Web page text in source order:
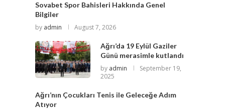
Sovabet Spor Bahisleri Hakkında Genel
Bilgiler
by admin August 7, 2026
Ağrı’da 19 Eylül Gaziler
Günü merasimle kutlandı
by admin
September 19,
2025
Ağrı’nın Çocukları Tenis ile Geleceğe Adım
Atıyor